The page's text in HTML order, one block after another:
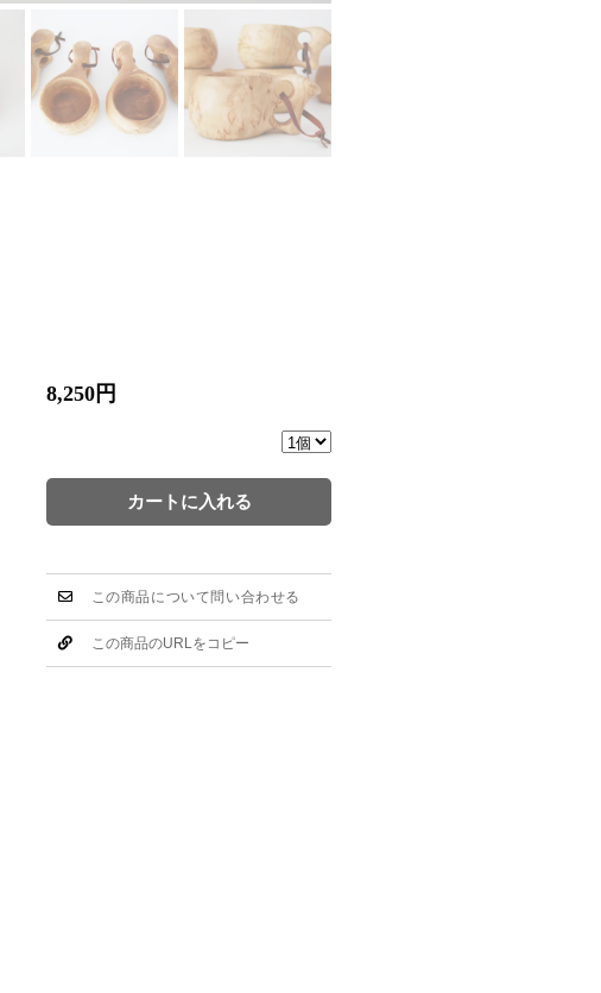
8,250円
カートに入れる
この商品について問い合わせる
この商品のURLをコピー